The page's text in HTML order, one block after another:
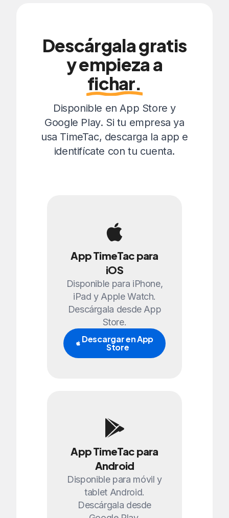
Descárgala gratis
y empieza a
fichar.
Disponible en App Store y
Google Play. Si tu empresa ya
usa TimeTac, descarga la app e
identifícate con tu cuenta.
App TimeTac para
iOS
Disponible para iPhone,
iPad y Apple Watch.
Descárgala desde App
Store.
Descargar en App
Store
App TimeTac para
Android
Disponible para móvil y
tablet Android.
Descárgala desde